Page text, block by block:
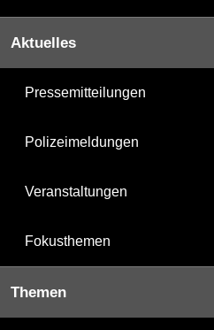
Aktuelles
Pressemitteilungen
Polizeimeldungen
Veranstaltungen
Fokusthemen
Themen